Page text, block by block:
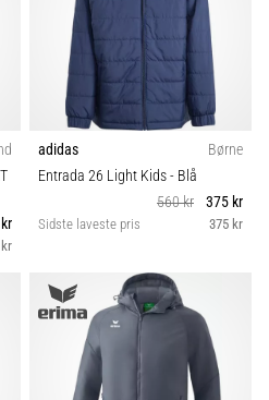
adidas
Børne
Entrada 26 Light Kids- Blå
560 kr
375 kr
Sidste laveste pris 375 kr